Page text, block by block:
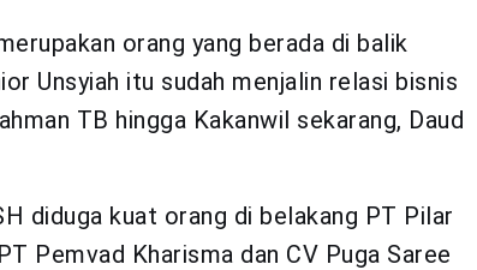
orang yang berada di balik
Unsyiah itu sudah menjalin relasi bisnis
TB hingga Kakanwil sekarang, Daud
diduga kuat orang di belakang PT Pilar
Pemvad Kharisma dan CV Puga Saree